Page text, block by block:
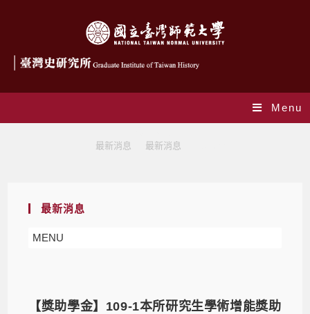
Menu
最新消息 最新消息
最新消息
MENU
【獎助學金】109-1本所研究生學術增能獎助